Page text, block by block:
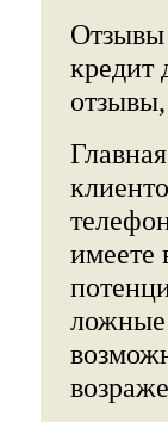
Отзывы
кредит
имеете